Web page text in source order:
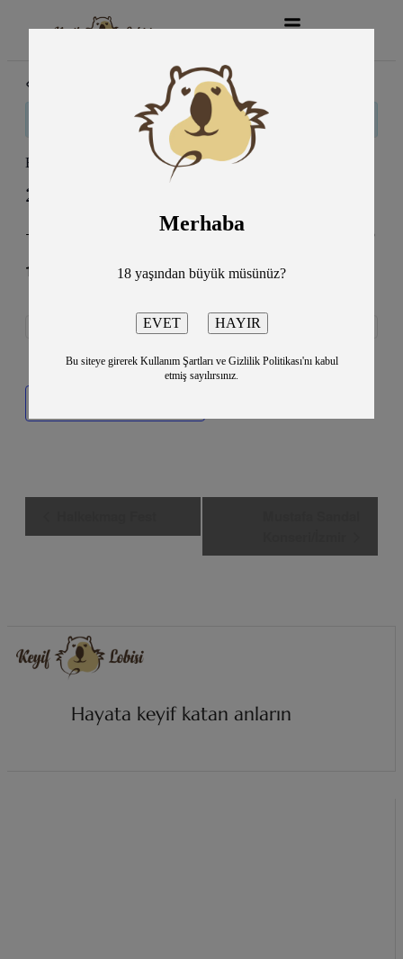
« Tüm Etkinlikler
Bu etkinlik geçti.
Bir Baba Hamlet Oyunu/İstanbul
27 Temmuz
-Kadıköy Selamiçeşme Özgürlük Parkı Amfi Tiyatro
1000TL
Hayata keyif katan anların
Merhaba
18 yaşından büyük müsünüz?
Bu siteye girerek Kullanım Şartları ve Gizlilik Politikası'nı kabul
etmiş sayılırsınız.